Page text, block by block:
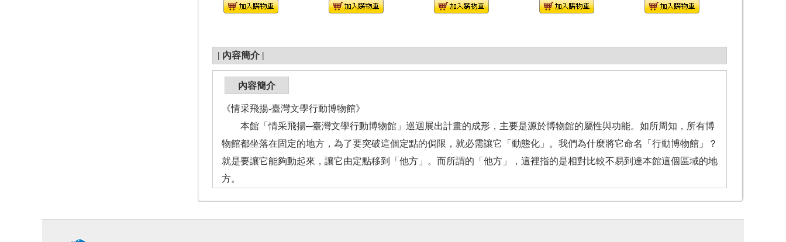
| 內容簡介 |
內容簡介
《情采飛揚-臺灣文學行動博物館》
本館「情采飛揚─臺灣文學行動博物館」巡迴展出計畫的成形，主要是源於博物館的屬性與功能。如所周知，所有博
物館都坐落在固定的地方，為了要突破這個定點的侷限，就必需讓它「動態化」。我們為什麼將它命名「行動博物館」？
就是要讓它能夠動起來，讓它由定點移到「他方」。而所謂的「他方」，這裡指的是相對比較不易到達本館這個區域的地
方。